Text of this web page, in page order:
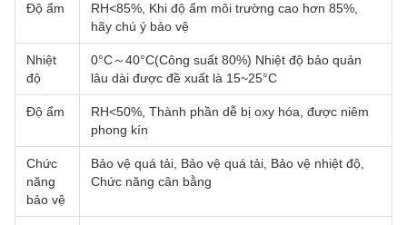
Độ ẩm
RH<85%, Khi độ ẩm môi trường cao hơn 85%,
hãy chú ý bảo vệ
Nhiệt
độ
0°C～40°C(Công suất 80%) Nhiệt độ bảo quản
lâu dài được đề xuất là 15~25°C
Độ ẩm
RH<50%, Thành phần dễ bị oxy hóa, được niêm
phong kín
Chức
năng
bảo vệ
Bảo vệ quá tải, Bảo vệ quá tải, Bảo vệ nhiệt độ,
Chức năng cân bằng